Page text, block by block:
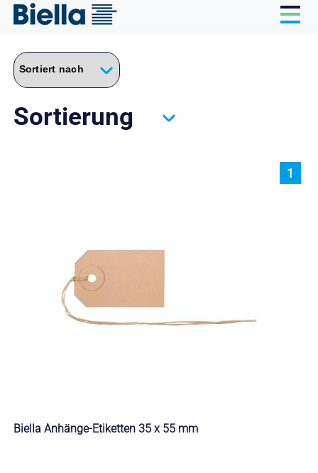
Sortierung
1
Biella Anhänge-Etiketten 35 x 55 mm
Cookie-Einstellungen